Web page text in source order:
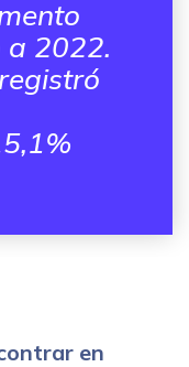
a 2022.
en